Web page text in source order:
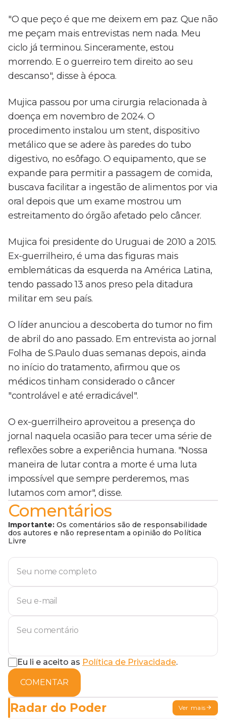
"O que peço é que me deixem em paz. Que não
me peçam mais entrevistas nem nada. Meu
ciclo já terminou. Sinceramente, estou
morrendo. E o guerreiro tem direito ao seu
descanso", disse à época.
Mujica passou por uma cirurgia relacionada à
doença em novembro de 2024. O
procedimento instalou um stent, dispositivo
metálico que se adere às paredes do tubo
digestivo, no esôfago. O equipamento, que se
expande para permitir a passagem de comida,
buscava facilitar a ingestão de alimentos por via
oral depois que um exame mostrou um
estreitamento do órgão afetado pelo câncer.
Mujica foi presidente do Uruguai de 2010 a 2015.
Ex-guerrilheiro, é uma das figuras mais
emblemáticas da esquerda na América Latina,
tendo passado 13 anos preso pela ditadura
militar em seu país.
O líder anunciou a descoberta do tumor no fim
de abril do ano passado. Em entrevista ao jornal
Folha de S.Paulo duas semanas depois, ainda
no início do tratamento, afirmou que os
médicos tinham considerado o câncer
"controlável e até erradicável".
O ex-guerrilheiro aproveitou a presença do
jornal naquela ocasião para tecer uma série de
reflexões sobre a experiência humana. "Nossa
maneira de lutar contra a morte é uma luta
impossível que sempre perderemos, mas
lutamos com amor", disse.
Comentários
Importante: Os comentários são de responsabilidade
dos autores e não representam a opinião do Política
Livre
Eu li e aceito as Política de Privacidade.
COMENTAR
Radar do Poder Ver mais